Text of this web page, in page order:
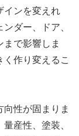
インを変えれ
ダー、ドア、
で影響しま
作り変えるこ
性が固まりま
産性、塗装、